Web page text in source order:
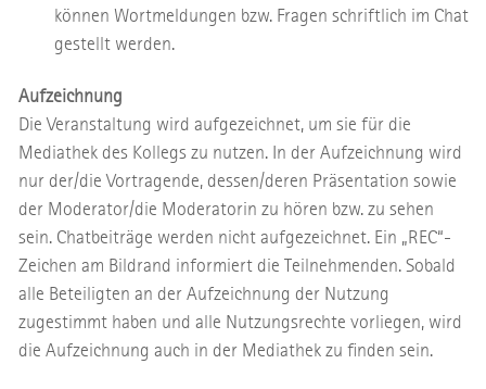
können Wortmeldungen bzw. Fragen schriftlich im Chat
gestellt werden.
Aufzeichnung
Die Veranstaltung wird aufgezeichnet, um sie für die
Mediathek des Kollegs zu nutzen. In der Aufzeichnung wird
nur der/die Vortragende, dessen/deren Präsentation sowie
der Moderator/die Moderatorin zu hören bzw. zu sehen
sein. Chatbeiträge werden nicht aufgezeichnet. Ein „REC“-
Zeichen am Bildrand informiert die Teilnehmenden. Sobald
alle Beteiligten an der Aufzeichnung der Nutzung
zugestimmt haben und alle Nutzungsrechte vorliegen, wird
die Aufzeichnung auch in der Mediathek zu finden sein.